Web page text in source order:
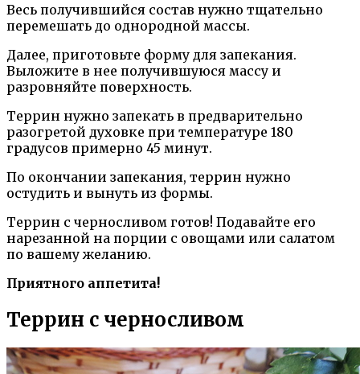
Весь получившийся состав нужно тщательно
перемешать до однородной массы.
Далее, приготовьте форму для запекания.
Выложите в нее получившуюся массу и
разровняйте поверхность.
Террин нужно запекать в предварительно
разогретой духовке при температуре 180
градусов примерно 45 минут.
По окончании запекания, террин нужно
остудить и вынуть из формы.
Террин с черносливом готов! Подавайте его
нарезанной на порции с овощами или салатом
по вашему желанию.
Приятного аппетита!
Террин с черносливом